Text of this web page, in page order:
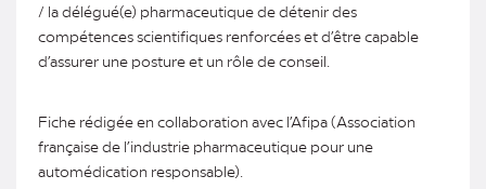
/ la délégué(e) pharmaceutique de détenir des
compétences scientifiques renforcées et d’être capable
d’assurer une posture et un rôle de conseil.
Fiche rédigée en collaboration avec l’Afipa (Association
française de l’industrie pharmaceutique pour une
automédication responsable).